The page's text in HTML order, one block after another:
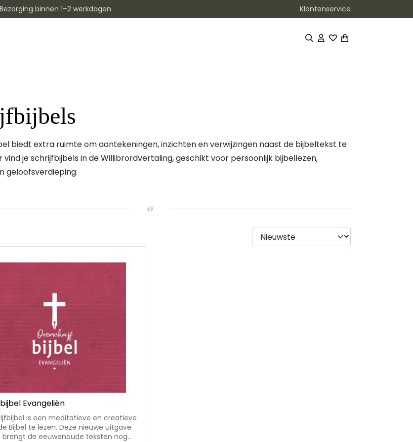
binnen 1–2 werkdagen Klantenservice
biedt extra ruimte om aantekeningen, inzichten en verwijzingen naast de bijbeltekst te
vind je schrijfbijbels in de Willibrordvertaling, geschikt voor persoonlijk bijbellezen,
geloofsverdieping.
Evangeliën
is een meditatieve en creatieve
Bijbel te lezen. Deze nieuwe uitgave
brengt de eeuwenoude teksten nog